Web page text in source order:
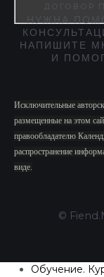
ДОГОВОР
НУЖНА
НАПИШИТЕ
И
Исключительные
размещенные на этом
правообладателю
распространение
виде.
©
Обучение.